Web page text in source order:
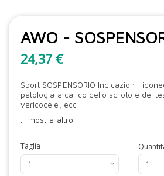
AWO -
24,37 €
Sport SOSPENSORIO Indicazioni:
patologia a carico dello scroto e del
varicocele, ecc
mostra altro
Taglia